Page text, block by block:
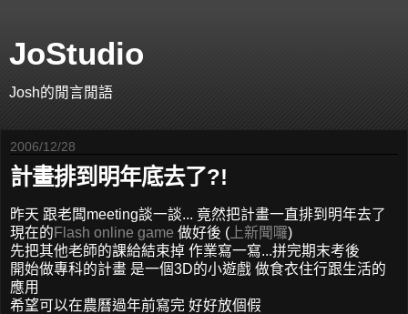
JoStudio
Josh的閒言閒語
2006/12/28
計畫排到明年底去了?!
昨天 跟老闆meeting談一談... 竟然把計畫一直排到明年去了
現在的 Flash online game 做好後 ( 上新聞囉)
先把其他老師的課給結束掉 作業寫一寫...拼完期末考後
開始做專科的計畫 是一個3D的小遊戲 做食衣住行跟生活的
應用
希望可以在農曆過年前寫完 好好放個假